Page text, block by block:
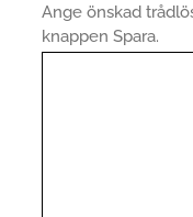
Ange önskad
knappen Spara.